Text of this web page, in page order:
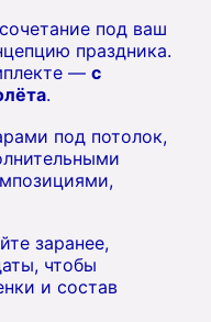
под ваш
праздника.
— с
.
под потолок,
заранее,
чтобы
и состав